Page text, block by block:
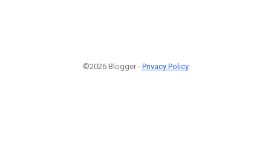
©2026 Blogger - Privacy Policy